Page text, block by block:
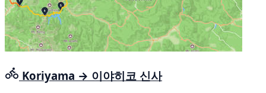
Koriyama → 이야히코 신사